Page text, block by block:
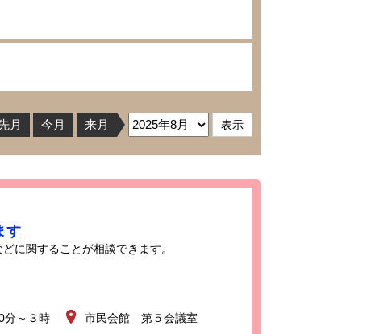
月 今月 来月
す
に関することが相談できます。
分～３時
市民会館 第５会議室